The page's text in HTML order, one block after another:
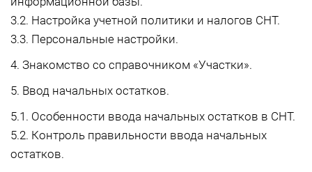
3.2. Настройка учетной политики и налогов СНТ.
3.3. Персональные настройки.
4. Знакомство со справочником «Участки».
5. Ввод начальных остатков.
5.1. Особенности ввода начальных остатков в СНТ.
5.2. Контроль правильности ввода начальных
остатков.